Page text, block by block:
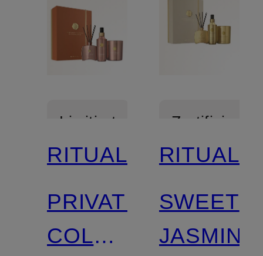
Limitiert
RITUALS
PRIVATE
COLLECTION
Zertifiziert
RITUALS
SWEET
JASMINE